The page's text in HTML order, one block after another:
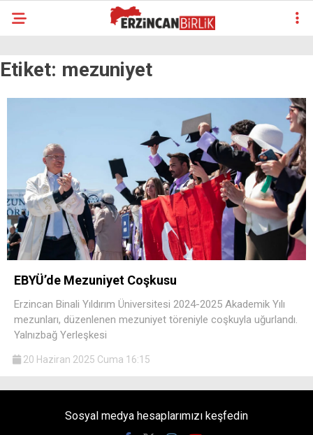
Etiket: mezuniyet
EBYÜ’de Mezuniyet Coşkusu
Erzincan Binali Yıldırım Üniversitesi 2024-2025 Akademik Yılı
mezunları, düzenlenen mezuniyet töreniyle coşkuyla uğurlandı.
Yalnızbağ Yerleşkesi
20 Haziran 2025 Cuma 16:15
Sosyal medya hesaplarımızı keşfedin